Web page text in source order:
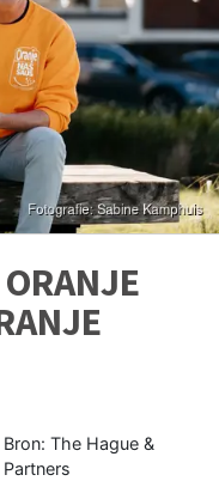
Bron: The Hague &
Partners